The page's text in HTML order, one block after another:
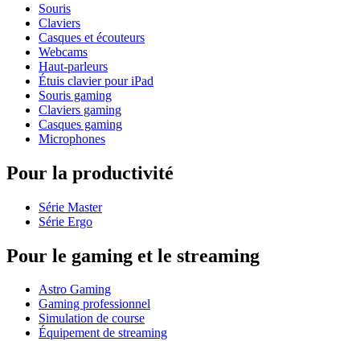
Souris
Claviers
Casques et écouteurs
Webcams
Haut-parleurs
Étuis clavier pour iPad
Souris gaming
Claviers gaming
Casques gaming
Microphones
Pour la productivité
Série Master
Série Ergo
Pour le gaming et le streaming
Astro Gaming
Gaming professionnel
Simulation de course
Équipement de streaming